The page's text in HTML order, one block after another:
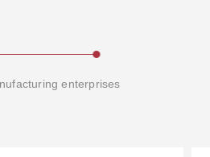
enterprises